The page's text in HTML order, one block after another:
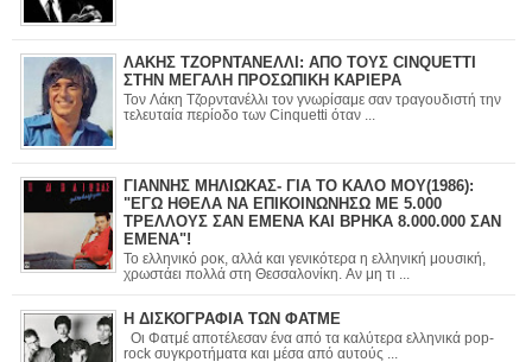
ΛΑΚΗΣ ΤΖΟΡΝΤΑΝΕΛΛΙ: ΑΠΟ ΤΟΥΣ CINQUETTI
ΣΤΗΝ ΜΕΓΑΛΗ ΠΡΟΣΩΠΙΚΗ ΚΑΡΙΕΡΑ
Τον Λάκη Τζορντανέλλι τον γνωρίσαμε σαν τραγουδιστή την
τελευταία περίοδο των Cinquetti όταν ...
ΓΙΑΝΝΗΣ ΜΗΛΙΩΚΑΣ- ΓΙΑ ΤΟ ΚΑΛΟ ΜΟΥ(1986):
"ΕΓΩ ΗΘΕΛΑ ΝΑ ΕΠΙΚΟΙΝΩΝΗΣΩ ΜΕ 5.000
ΤΡΕΛΛΟΥΣ ΣΑΝ ΕΜΕΝΑ ΚΑΙ ΒΡΗΚΑ 8.000.000 ΣΑΝ
ΕΜΕΝΑ"!
Το ελληνικό ροκ, αλλά και γενικότερα η ελληνική μουσική,
χρωστάει πολλά στη Θεσσαλονίκη. Αν μη τι ...
Η ΔΙΣΚΟΓΡΑΦΙΑ ΤΩΝ ΦΑΤΜΕ
Οι Φατμέ αποτέλεσαν ένα από τα καλύτερα ελληνικά pop-
rock συγκροτήματα και μέσα από αυτούς ...